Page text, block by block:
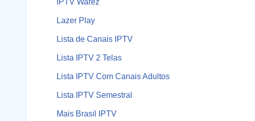
IPTV Warez
Lazer Play
Lista de Canais IPTV
Lista IPTV 2 Telas
Lista IPTV Com Canais Adultos
Lista IPTV Semestral
Mais Brasil IPTV